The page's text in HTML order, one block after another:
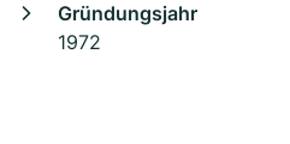
Gründungsjahr
1972